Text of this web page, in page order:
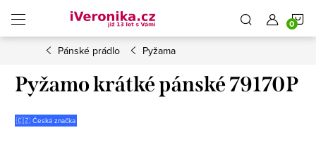
obsah
Pánské prádlo Pyžama
Pyžamo krátké pánské 79170P
🇨🇿 Česká značka